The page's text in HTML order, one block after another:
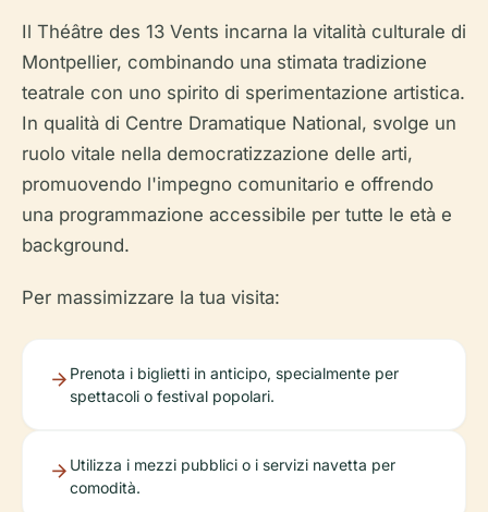
Il Théâtre des 13 Vents incarna la vitalità culturale di
Montpellier, combinando una stimata tradizione
teatrale con uno spirito di sperimentazione artistica.
In qualità di Centre Dramatique National, svolge un
ruolo vitale nella democratizzazione delle arti,
promuovendo l'impegno comunitario e offrendo
una programmazione accessibile per tutte le età e
background.
Per massimizzare la tua visita:
Prenota i biglietti in anticipo, specialmente per
spettacoli o festival popolari.
Utilizza i mezzi pubblici o i servizi navetta per
comodità.